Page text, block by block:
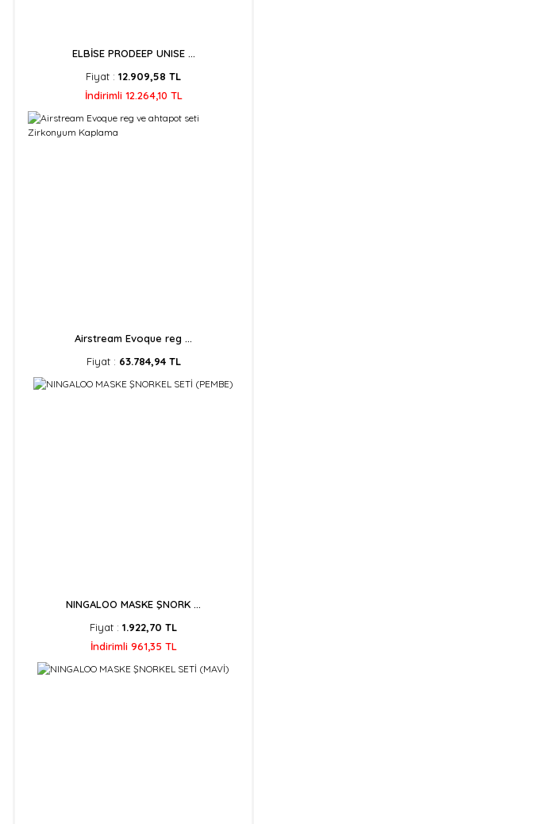
ELBİSE PRODEEP UNISE ...
Fiyat : 12.909,58 TL
İndirimli 12.264,10 TL
Airstream Evoque reg ...
Fiyat : 63.784,94 TL
NINGALOO MASKE ŞNORK ...
Fiyat : 1.922,70 TL
İndirimli 961,35 TL